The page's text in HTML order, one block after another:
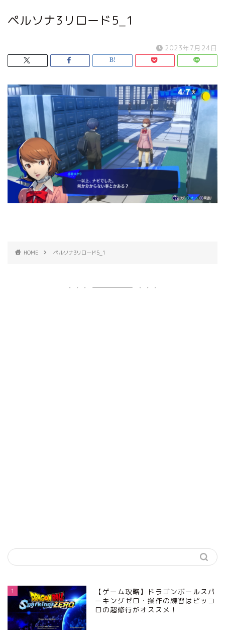
ペルソナ3リロード5_1
2023年7月24日
HOME ペルソナ3リロード5_1
1
【ゲーム攻略】ドラゴンボールスパ
ーキングゼロ・操作の練習はピッコ
ロの超修行がオススメ！